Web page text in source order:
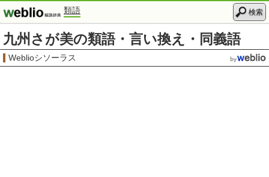
類語 検索
九州さが美の類語・言い換え・同義語
Weblioシソーラス